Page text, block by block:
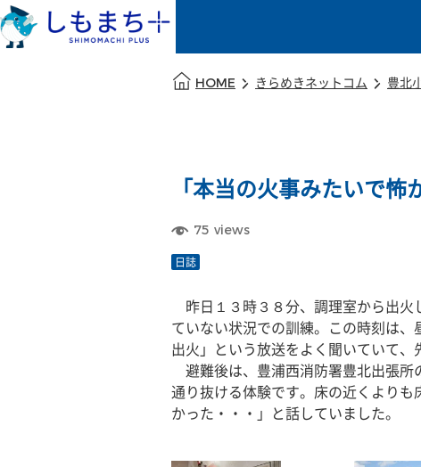
HOME きらめきネットコム 豊北
「本当の火事みたいで怖
75 views
日誌
昨日１３時３８分、調理室から出火
ていない状況での訓練。この時刻は
出火」という放送をよく聞いていて、
避難後は、豊浦西消防署豊北出張所
通り抜ける体験です。床の近くより
かった・・・」と話していました。